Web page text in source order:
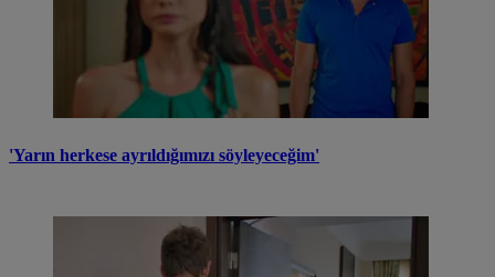
'Yarın herkese ayrıldığımızı söyleyeceğim'